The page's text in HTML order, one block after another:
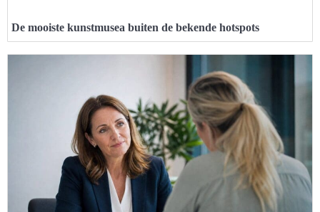
De mooiste kunstmusea buiten de bekende hotspots